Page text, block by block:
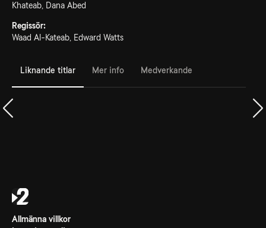
Khateab, Dana Abed
Regissör:
Waad Al-Kateab, Edward Watts
Liknande titlar Mer info Medverkande
Allmänna villkor